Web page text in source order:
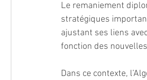
Le remaniement
stratégiques
ajustant ses liens
fonction des
Dans ce contexte,